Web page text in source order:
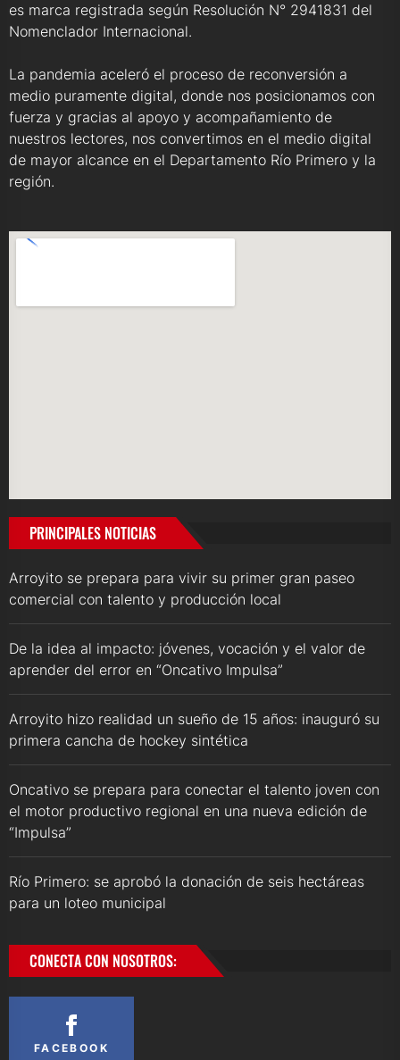
es marca registrada según Resolución N° 2941831 del
Nomenclador Internacional.
La pandemia aceleró el proceso de reconversión a
medio puramente digital, donde nos posicionamos con
fuerza y gracias al apoyo y acompañamiento de
nuestros lectores, nos convertimos en el medio digital
de mayor alcance en el Departamento Río Primero y la
región.
PRINCIPALES NOTICIAS
Arroyito se prepara para vivir su primer gran paseo
comercial con talento y producción local
De la idea al impacto: jóvenes, vocación y el valor de
aprender del error en “Oncativo Impulsa”
Arroyito hizo realidad un sueño de 15 años: inauguró su
primera cancha de hockey sintética
Oncativo se prepara para conectar el talento joven con
el motor productivo regional en una nueva edición de
“Impulsa”
Río Primero: se aprobó la donación de seis hectáreas
para un loteo municipal
CONECTA CON NOSOTROS:
FACEBOOK